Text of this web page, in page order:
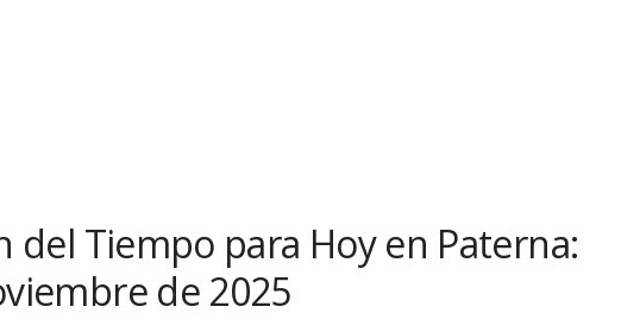
del Tiempo para Hoy en Paterna:
de 2025